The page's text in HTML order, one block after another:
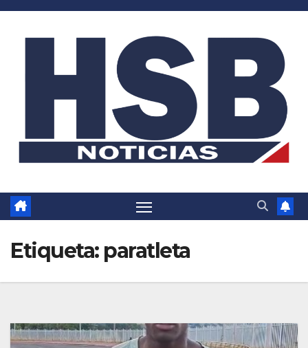
Saltar
Etiqueta: paratleta